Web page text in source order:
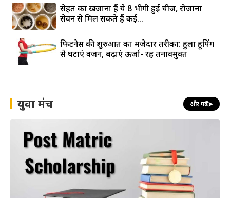
सेहत का खजाना हैं ये 8 भीगी हुई चीजें, रोजाना
सेवन से मिल सकते हैं कई...
फिटनेस की शुरुआत का मजेदार तरीका: हुला हूपिंग
से घटाएं वजन, बढ़ाएं ऊर्जा- रहें तनावमुक्त
युवा मंच और पढ़ें➤